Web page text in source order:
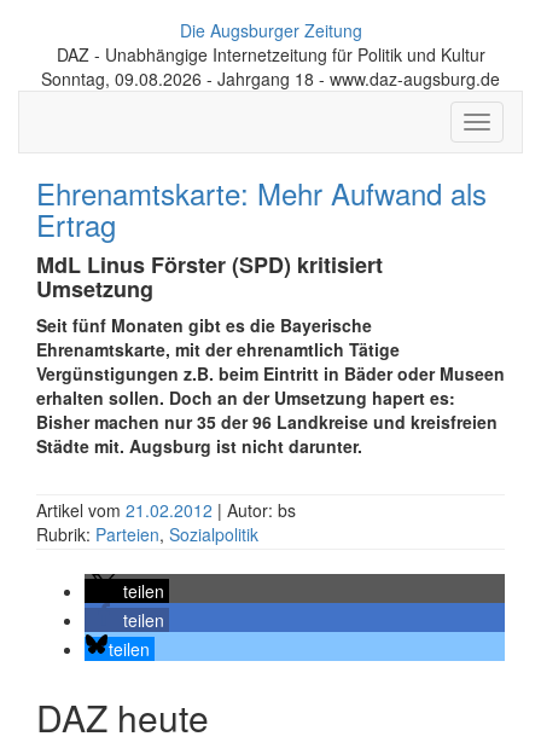
Die Augsburger Zeitung
DAZ - Unabhängige Internetzeitung für Politik und Kultur
Sonntag, 09.08.2026 - Jahrgang 18 - www.daz-augsburg.de
Toggle
Ehrenamtskarte: Mehr Aufwand als
Ertrag
MdL Linus Förster (SPD) kritisiert
Umsetzung
Seit fünf Monaten gibt es die Bayerische
Ehrenamtskarte, mit der ehrenamtlich Tätige
Vergünstigungen z.B. beim Eintritt in Bäder oder Museen
erhalten sollen. Doch an der Umsetzung hapert es:
Bisher machen nur 35 der 96 Landkreise und kreisfreien
Städte mit. Augsburg ist nicht darunter.
Artikel vom 21.02.2012 | Autor: bs
Rubrik: Parteien, Sozialpolitik
teilen
teilen
teilen
DAZ heute